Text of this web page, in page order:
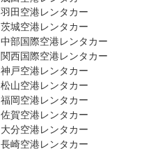
羽田空港レンタカー
茨城空港レンタカー
中部国際空港レンタカー
関西国際空港レンタカー
神戸空港レンタカー
松山空港レンタカー
福岡空港レンタカー
佐賀空港レンタカー
大分空港レンタカー
長崎空港レンタカー